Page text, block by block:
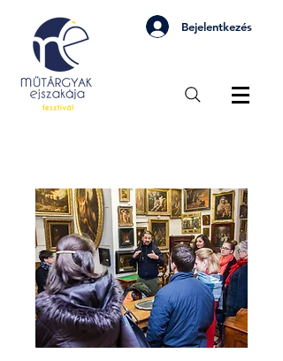
Bejelentkezés